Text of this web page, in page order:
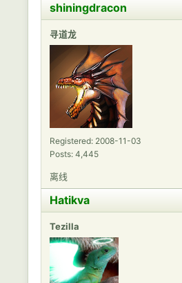
shiningdracon
寻道龙
Registered: 2008-11-03
Posts: 4,445
离线
Hatikva
Tezilla